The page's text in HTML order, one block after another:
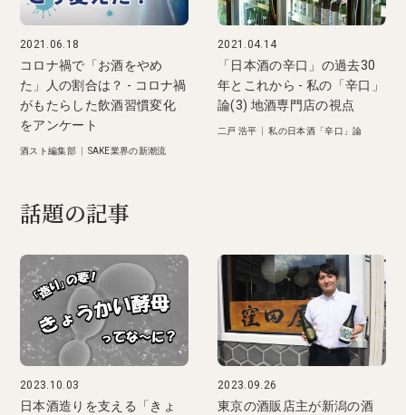
2021.06.18
コロナ禍で「お酒をやめ
た」人の割合は？ - コロナ禍
がもたらした飲酒習慣変化
をアンケート
酒スト編集部| SAKE業界の新潮流
2021.04.14
「日本酒の辛口」の過去30
年とこれから - 私の「辛口」
論(3) 地酒専門店の視点
二戸 浩平 |私の日本酒「辛口」論
話題の記事
2023.10.03
日本酒造りを支える「きょ
2023.09.26
東京の酒販店主が新潟の酒